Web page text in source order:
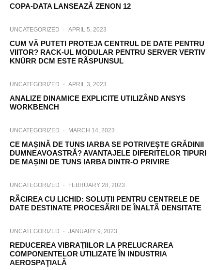
COPA-DATA LANSEAZĂ ZENON 12
UNCATEGORIZED · APRIL 5, 2023
CUM VÃ PUTETI PROTEJA CENTRUL DE DATE PENTRU
VIITOR? RACK-UL MODULAR PENTRU SERVER VERTIV
KNÜRR DCM ESTE RÃSPUNSUL
UNCATEGORIZED · APRIL 3, 2023
ANALIZE DINAMICE EXPLICITE UTILIZÂND ANSYS
WORKBENCH
UNCATEGORIZED · MARCH 14, 2023
CE MAȘINĂ DE TUNS IARBA SE POTRIVEȘTE GRĂDINII
DUMNEAVOASTRĂ? AVANTAJELE DIFERITELOR TIPURI
DE MAȘINI DE TUNS IARBA DINTR-O PRIVIRE
UNCATEGORIZED · FEBRUARY 28, 2023
RÃCIREA CU LICHID: SOLUTII PENTRU CENTRELE DE
DATE DESTINATE PROCESÃRII DE ÎNALTÃ DENSITATE
UNCATEGORIZED · JANUARY 9, 2023
REDUCEREA VIBRAŢIILOR LA PRELUCRAREA
COMPONENTELOR UTILIZATE ÎN INDUSTRIA
AEROSPAŢIALĂ